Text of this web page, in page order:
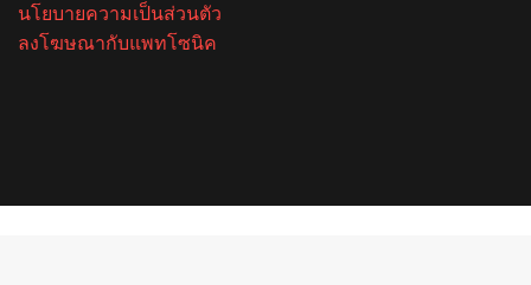
นโยบายความเป็นส่วนตัว
ลงโฆษณากับแพทโซนิค